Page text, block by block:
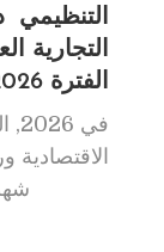
التجارية
الفترة 2026-2025
في 2026
,
الاقتصادية